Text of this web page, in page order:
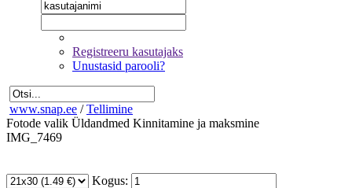
Registreeru kasutajaks
Unustasid parooli?
www.snap.ee / Tellimine
Fotode valik Üldandmed Kinnitamine ja maksmine
IMG_7469
Kogus: